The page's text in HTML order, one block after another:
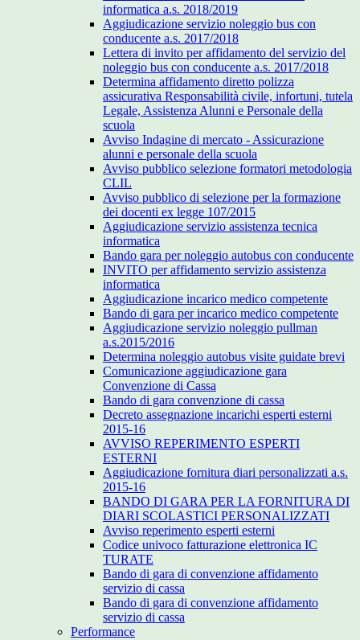
informatica a.s. 2018/2019
Aggiudicazione servizio noleggio bus con
conducente a.s. 2017/2018
Lettera di invito per affidamento del servizio del
noleggio bus con conducente a.s. 2017/2018
Determina affidamento diretto polizza
assicurativa Responsabilità civile, infortuni, tutela
Legale, Assistenza Alunni e Personale della
scuola
Avviso Indagine di mercato - Assicurazione
alunni e personale della scuola
Avviso pubblico selezione formatori metodologia
CLIL
Avviso pubblico di selezione per la formazione
dei docenti ex legge 107/2015
Aggiudicazione servizio assistenza tecnica
informatica
Bando gara per noleggio autobus con conducente
INVITO per affidamento servizio assistenza
informatica
Aggiudicazione incarico medico competente
Bando di gara per incarico medico competente
Aggiudicazione servizio noleggio pullman
a.s.2015/2016
Determina noleggio autobus visite guidate brevi
Comunicazione aggiudicazione gara
Convenzione di Cassa
Bando di gara convenzione di cassa
Decreto assegnazione incarichi esperti esterni
2015-16
AVVISO REPERIMENTO ESPERTI
ESTERNI
Aggiudicazione fornitura diari personalizzati a.s.
2015-16
BANDO DI GARA PER LA FORNITURA DI
DIARI SCOLASTICI PERSONALIZZATI
Avviso reperimento esperti esterni
Codice univoco fatturazione elettronica IC
TURATE
Bando di gara di convenzione affidamento
servizio di cassa
Bando di gara di convenzione affidamento
servizio di cassa
Performance